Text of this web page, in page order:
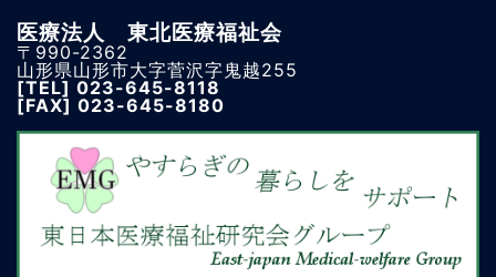
医療法人 東北医療福祉会
〒990-2362
山形県山形市大字菅沢字鬼越255
[TEL] 023-645-8118
[FAX] 023-645-8180